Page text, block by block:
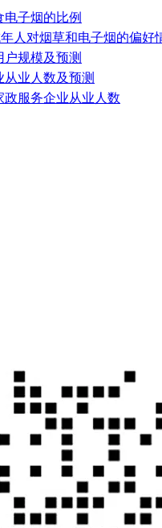
电子烟的比例
人对烟草和电子烟的偏好
户规模及预测
从业人数及预测
政服务企业从业人数